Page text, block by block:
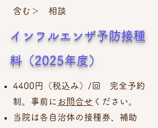
含む＞ 相談
インフルエンザ予防接種
料（2025年度）
​4400円（税込み）/回 完全予約
制。事前に お問合せ ください。
当院は各自治体の接種券、補助